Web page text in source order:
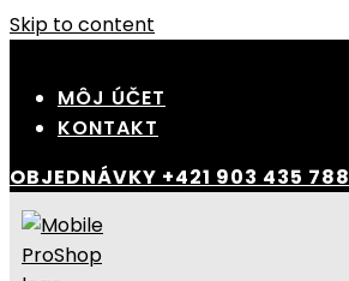
Skip to content
MÔJ ÚČET
KONTAKT
OBJEDNÁVKY +421 903 435 788